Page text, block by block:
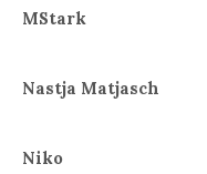
MStark
Nastja Matjasch
Niko